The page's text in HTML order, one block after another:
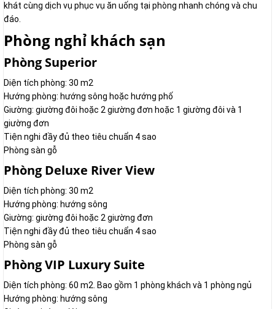
khát cùng dịch vụ phục vụ ăn uống tại phòng nhanh chóng và chu
đáo.
Phòng nghỉ khách sạn
Phòng Superior
Diện tích phòng: 30 m2
Hướng phòng: hướng sông hoặc hướng phố
Giường: giường đôi hoặc 2 giường đơn hoặc 1 giường đôi và 1
giường đơn
Tiện nghi đầy đủ theo tiêu chuẩn 4 sao
Phòng sàn gỗ
Phòng Deluxe River View
Diện tích phòng: 30 m2
Hướng phòng: hướng sông
Giường: giường đôi hoặc 2 giường đơn
Tiện nghi đầy đủ theo tiêu chuẩn 4 sao
Phòng sàn gỗ
Phòng VIP Luxury Suite
Diện tích phòng: 60 m2. Bao gồm 1 phòng khách và 1 phòng ngủ
Hướng phòng: hướng sông